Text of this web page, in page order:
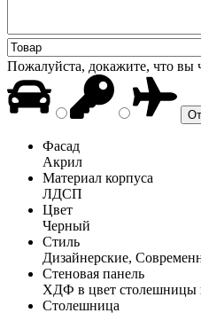
Пожалуйста, докажите, что вы
Фасад
Акрил
Материал корпуса
ЛДСП
Цвет
Черный
Стиль
Дизайнерские,
Стеновая панель
ХДФ в цвет столешницы
Столешница